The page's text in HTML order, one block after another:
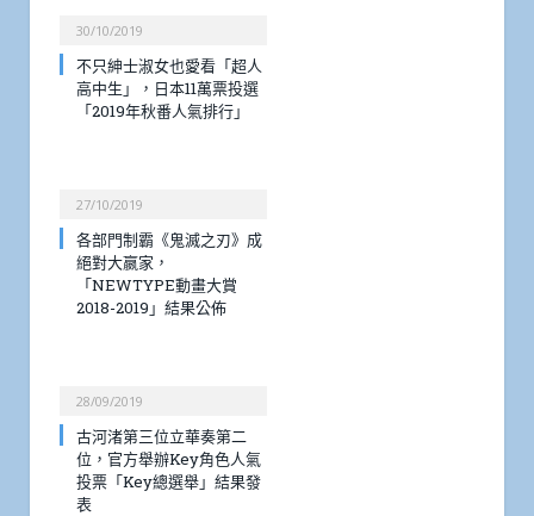
30/10/2019
不只紳士淑女也愛看「超人
高中生」，日本11萬票投選
「2019年秋番人氣排行」
27/10/2019
各部門制霸《鬼滅之刃》成
絕對大嬴家，
「NEWTYPE動畫大賞
2018-2019」結果公佈
28/09/2019
古河渚第三位立華奏第二
位，官方舉辦Key角色人氣
投票「Key總選舉」結果發
表